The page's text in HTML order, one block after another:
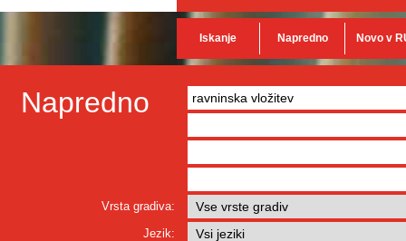
Iskanje Napredno Novo v
Napredno
Vrsta gradiva:
Jezik: